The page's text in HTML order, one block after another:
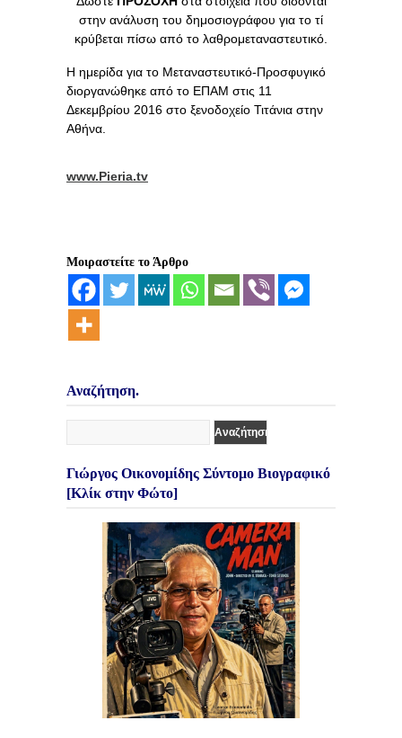
στην ανάλυση του δημοσιογράφου για το τί
κρύβεται πίσω από το λαθρομεταναστευτικό.
Η ημερίδα για το Μεταναστευτικό-Προσφυγικό
διοργανώθηκε από το ΕΠΑΜ στις 11
Δεκεμβρίου 2016 στο ξενοδοχείο Τιτάνια στην
Αθήνα.
www.Pieria.tv
Μοιραστείτε το Άρθρο
Αναζήτηση.
Γιώργος Οικονομίδης Σύντομο Βιογραφικό
[Κλίκ στην Φώτο]